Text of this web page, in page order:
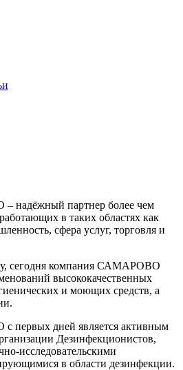
партнер более чем
в таких областях как
сфера услуг, торговля и
сегодня компания САМАРОВО
высококачественных
и моющих средств, а
дней является активным
Дезинфекционистов,
исследовательскими
в области дезинфекции.